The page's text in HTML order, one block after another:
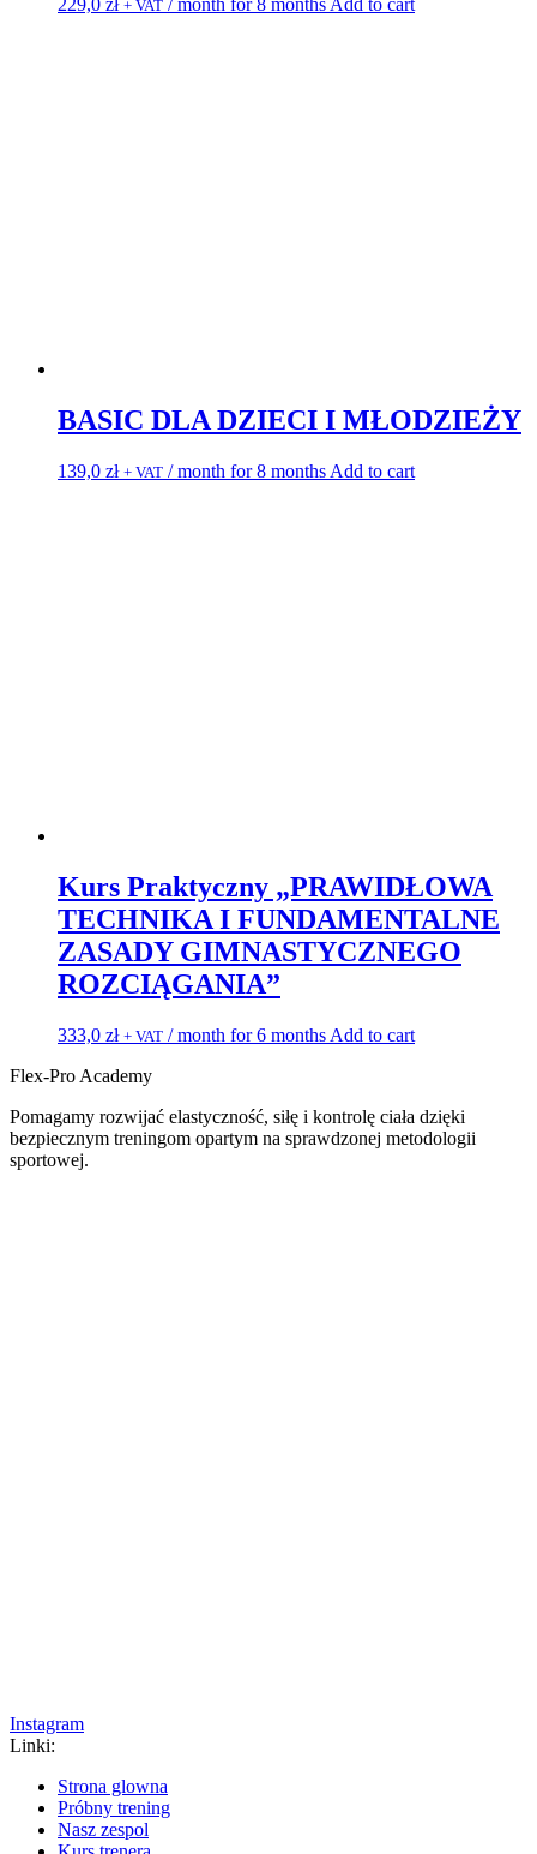
229,0 zł + VAT / month for 8 months Add to cart
BASIC DLA DZIECI I MŁODZIEŻY
139,0 zł + VAT / month for 8 months Add to cart
Kurs Praktyczny „PRAWIDŁOWA
TECHNIKA I FUNDAMENTALNE
ZASADY GIMNASTYCZNEGO
ROZCIĄGANIA”
333,0 zł + VAT / month for 6 months Add to cart
Flex-Pro Academy
Pomagamy rozwijać elastyczność, siłę i kontrolę ciała dzięki
bezpiecznym treningom opartym na sprawdzonej metodologii
sportowej.
Instagram
Linki:
Strona glowna
Próbny trening
Nasz zespol